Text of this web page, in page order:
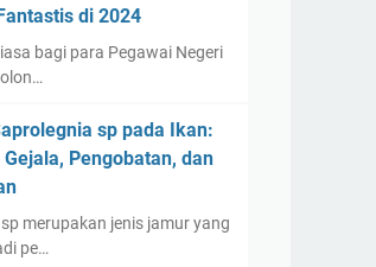
di 2024
bagi para Pegawai Negeri
sp pada Ikan:
Gejala, Pengobatan, dan
merupakan jenis jamur yang
pe…